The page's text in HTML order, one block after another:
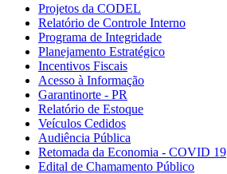
Projetos da CODEL
Relatório de Controle Interno
Programa de Integridade
Planejamento Estratégico
Incentivos Fiscais
Acesso à Informação
Garantinorte - PR
Relatório de Estoque
Veículos Cedidos
Audiência Pública
Retomada da Economia - COVID 19
Edital de Chamamento Público